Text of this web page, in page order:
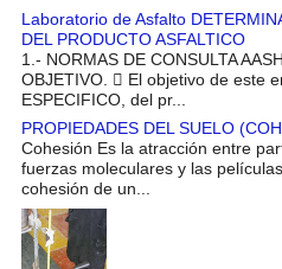
Laboratorio de Asfalto
DEL PRODUCTO ASFALTICO
1.- NORMAS DE CONSULTA
OBJETIVO.  El objetivo de este
ESPECIFICO, del pr...
PROPIEDADES DEL SUELO
Cohesión Es la atracción entre
fuerzas moleculares y las
cohesión de un...